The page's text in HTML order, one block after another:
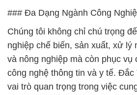
### Đa Dạng Ngành Công
Chúng tôi không chỉ chú trọng
nghiệp chế biến, sản xuất, xử lý
và nông nghiệp mà còn phục
công nghệ thông tin và y tế.
vai trò quan trọng trong việc